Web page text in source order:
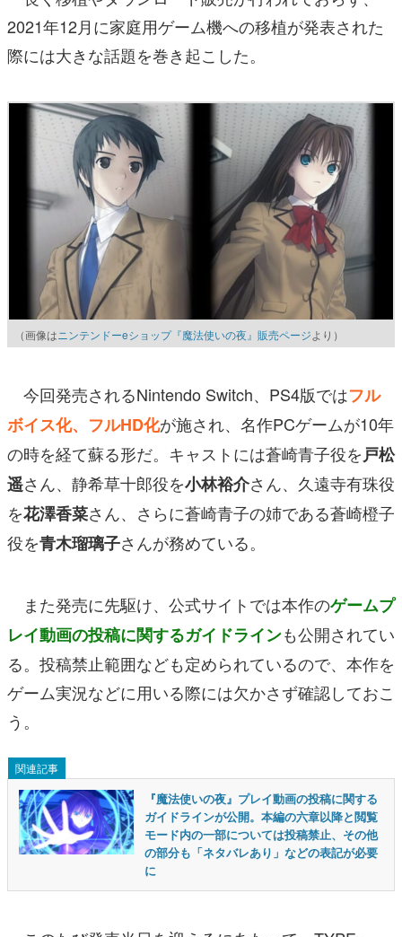
2021年12月に家庭用ゲーム機への移植が発表された
際には大きな話題を巻き起こした。
（画像はニンテンドーeショップ『魔法使いの夜』販売ページより）
今回発売されるNintendo Switch、PS4版ではフル
ボイス化、フルHD化が施され、名作PCゲームが10年
の時を経て蘇る形だ。キャストには蒼崎青子役を戸松
遥さん、静希草十郎役を小林裕介さん、久遠寺有珠役
を花澤香菜さん、さらに蒼崎青子の姉である蒼崎橙子
役を青木瑠璃子さんが務めている。
また発売に先駆け、公式サイトでは本作のゲームプ
レイ動画の投稿に関するガイドラインも公開されてい
る。投稿禁止範囲なども定められているので、本作を
ゲーム実況などに用いる際には欠かさず確認しておこ
う。
関連記事
『魔法使いの夜』プレイ動画の投稿に関する
ガイドラインが公開。本編の六章以降と閲覧
モード内の一部については投稿禁止、その他
の部分も「ネタバレあり」などの表記が必要
に